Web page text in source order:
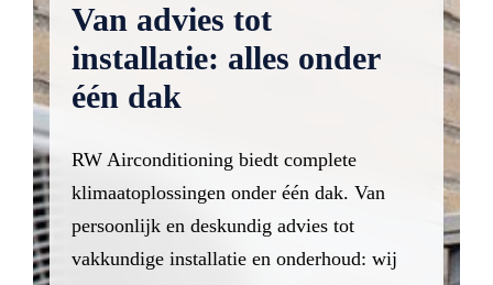
Van advies tot
installatie: alles onder
één dak
RW Airconditioning biedt complete
klimaatoplossingen onder één dak. Van
persoonlijk en deskundig advies tot
vakkundige installatie en onderhoud: wij